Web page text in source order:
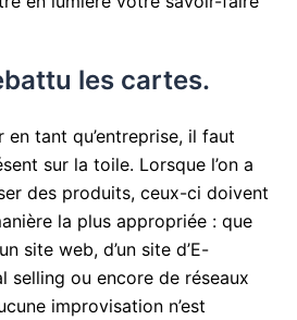
les cartes.
tant qu’entreprise, il faut
sur la toile. Lorsque l’on a
des produits, ceux-ci doivent
la plus appropriée : que
site web, d’un site d’E-
selling ou encore de réseaux
improvisation n’est